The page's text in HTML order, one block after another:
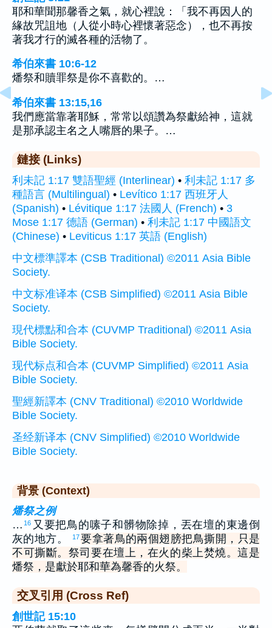
耶和華聞那馨香之氣，就心裡說：「我不再因人的
緣故咒詛地（人從小時心裡懷著惡念），也不再按
著我才行的滅各種的活物了。
希伯來書 10:6-12
燔祭和贖罪祭是你不喜歡的。…
希伯來書 13:15,16
我們應當靠著耶穌，常常以頌讚為祭獻給神，這就
是那承認主名之人嘴唇的果子。…
鏈接 (Links)
利未記 1:17 雙語聖經 (Interlinear) • 利未記 1:17 多
種語言 (Multilingual) • Levítico 1:17 西班牙人
(Spanish) • Lévitique 1:17 法國人 (French) • 3
Mose 1:17 德語 (German) • 利未記 1:17 中國語文
(Chinese) • Leviticus 1:17 英語 (English)
中文標準譯本 (CSB Traditional) ©2011 Asia Bible
Society.
中文标准译本 (CSB Simplified) ©2011 Asia Bible
Society.
現代標點和合本 (CUVMP Traditional) ©2011 Asia
Bible Society.
现代标点和合本 (CUVMP Simplified) ©2011 Asia
Bible Society.
聖經新譯本 (CNV Traditional) ©2010 Worldwide
Bible Society.
圣经新译本 (CNV Simplified) ©2010 Worldwide
Bible Society.
背景 (Context)
燔祭之例
… 16 又要把鳥的嗉子和髒物除掉，丟在壇的東邊倒
灰的地方。
17要拿著鳥的兩個翅膀把鳥撕開，只是
不可撕斷。祭司要在壇上，在火的柴上焚燒。這是
燔祭，是獻於耶和華為馨香的火祭。
交叉引用 (Cross Ref)
創世記 15:10